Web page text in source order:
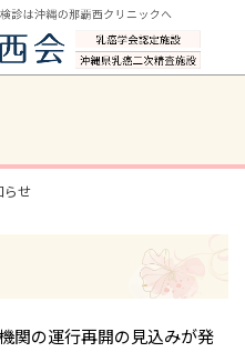
らせ
関の運行再開の見込みが発